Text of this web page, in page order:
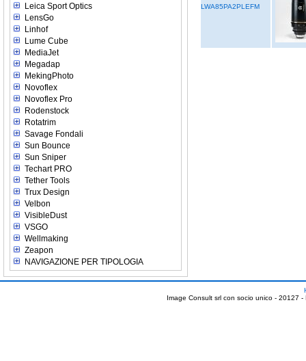
Leica Sport Optics
LensGo
Linhof
Lume Cube
MediaJet
Megadap
MekingPhoto
Novoflex
Novoflex Pro
Rodenstock
Rotatrim
Savage Fondali
Sun Bounce
Sun Sniper
Techart PRO
Tether Tools
Trux Design
Velbon
VisibleDust
VSGO
Wellmaking
Zeapon
NAVIGAZIONE PER TIPOLOGIA
LWA85PA2PLEFM
Image Consult srl con socio unico - 20127